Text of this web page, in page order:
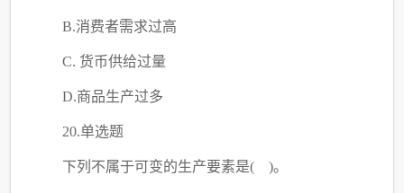
B.消费者需求过高
C. 货币供给过量
D.商品生产过多
20.单选题
下列不属于可变的生产要素是( )。